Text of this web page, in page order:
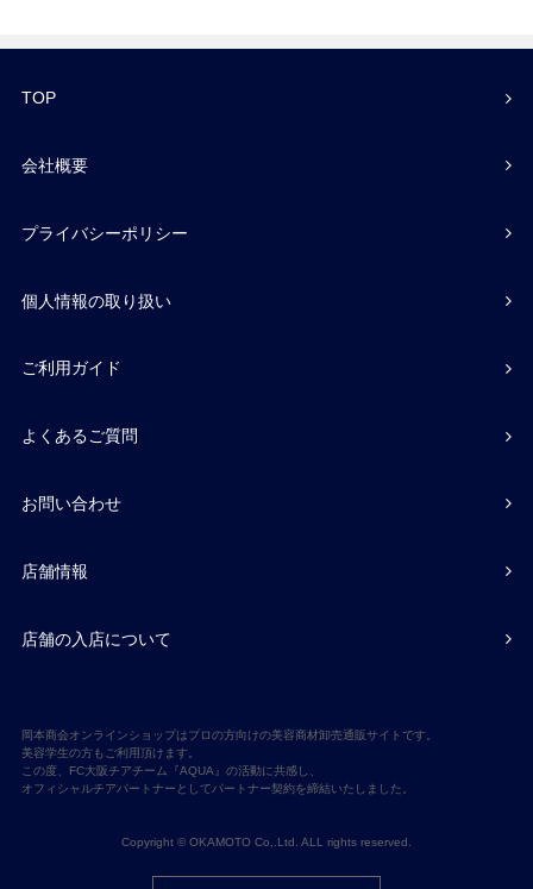
TOP
会社概要
プライバシーポリシー
個人情報の取り扱い
ご利用ガイド
よくあるご質問
お問い合わせ
店舗情報
店舗の入店について
岡本商会オンラインショップはプロの方向けの美容商材卸売通販サイトです。
美容学生の方もご利用頂けます。
この度、FC大阪チアチーム『AQUA』の活動に共感し、
オフィシャルチアパートナーとしてパートナー契約を締結いたしました。
Copyright © OKAMOTO Co,.Ltd. ALL rights reserved.